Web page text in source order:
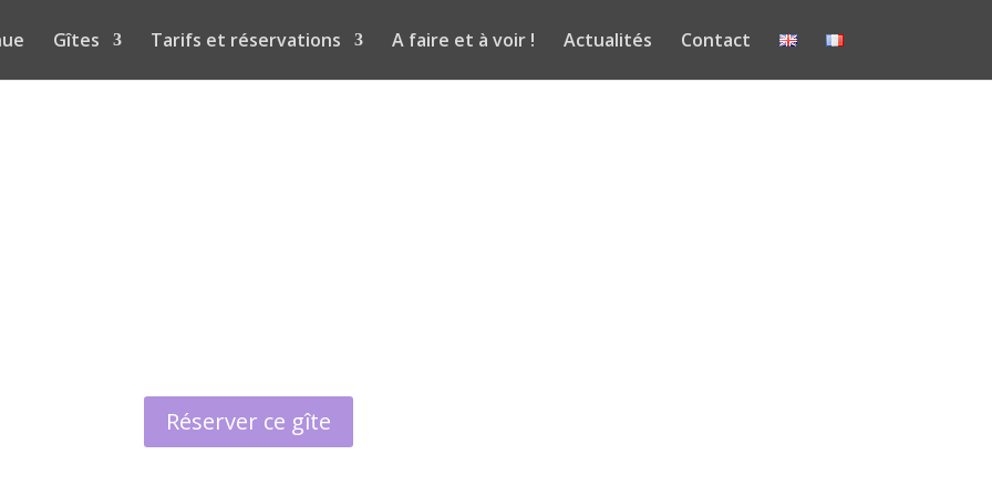
Gîtes Tarifs et réservations A faire et à voir ! Actualités Contact
Réserver ce gîte